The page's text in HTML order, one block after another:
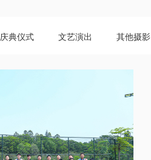
庆典仪式 文艺演出 其他摄影